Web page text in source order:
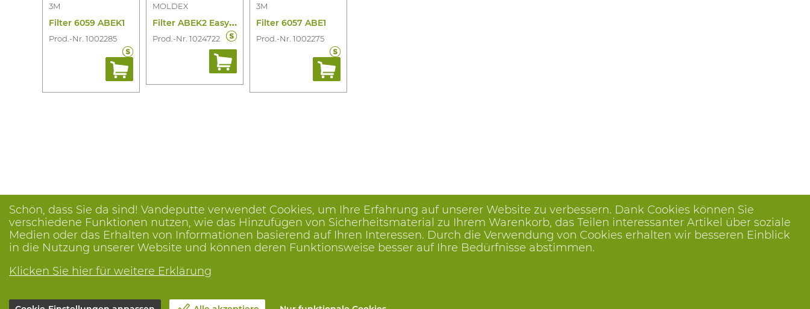
3M
Filter 6059 ABEK1
Prod.-Nr. 1002285
MOLDEX
F
ilter ABEK2 Easylock 9800
Prod.-Nr. 1024722
3M
Filter 6057 ABE1
Prod.-Nr. 1002275
Schön, dass Sie da sind! Vandeputte verwendet Cookies, um Ihre Erfahrung auf unserer Website zu verbessern. Dank Cookies können Sie
verschiedene Funktionen nutzen, wie das Hinzufügen von Sicherheitsmaterial zu Ihrem Warenkorb, das Teilen interessanter Artikel über soziale
Medien oder das Erhalten von Informationen basierend auf Ihren Interessen. Durch die Verwendung von Cookies erhalten wir besseren Einblick
in die Nutzung unserer Website und können deren Funktionsweise besser auf Ihre Bedürfnisse abstimmen.
Klicken Sie hier für weitere Erklärung